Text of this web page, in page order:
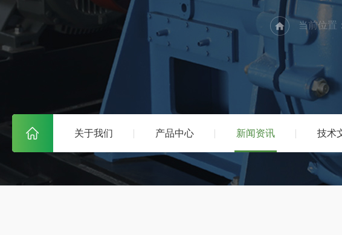
关于我们 产品中心 新闻资讯 技术
当前位置：